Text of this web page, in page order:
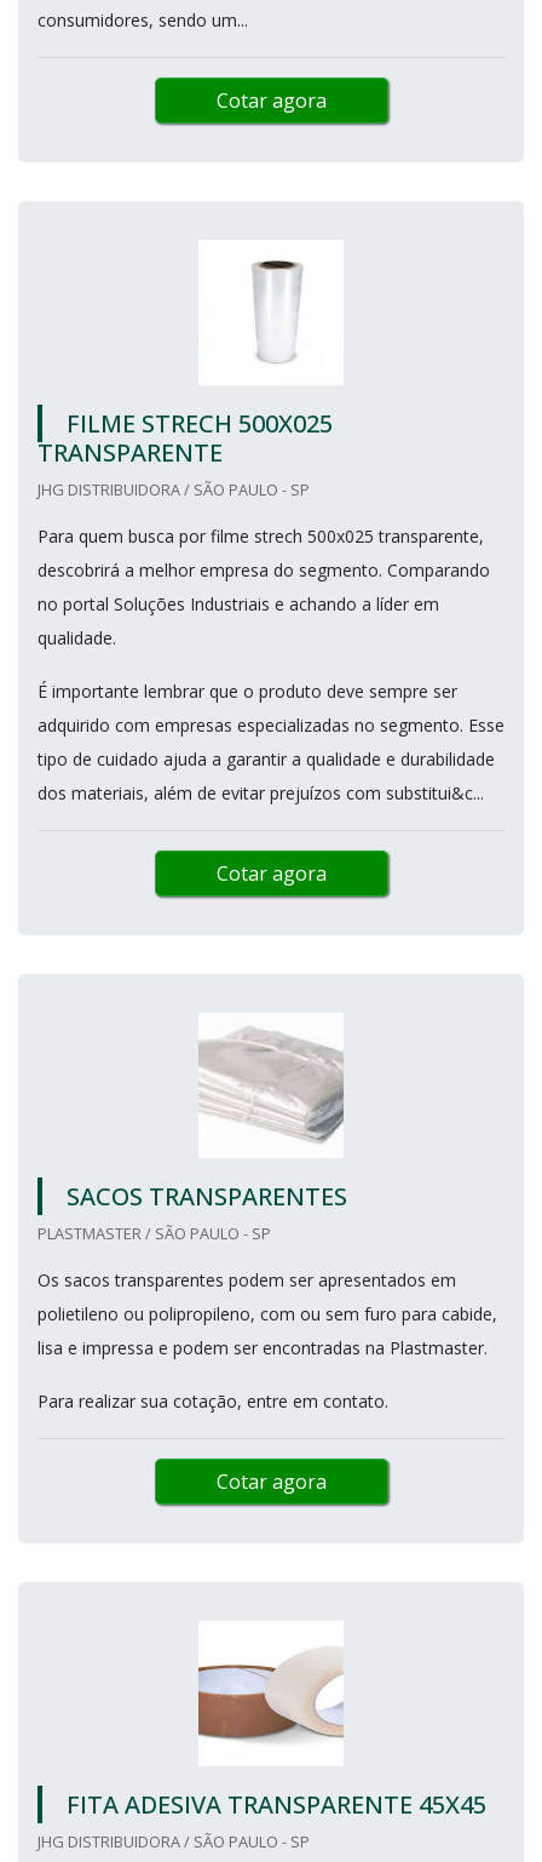
consumidores, sendo um...
Cotar agora
FILME STRECH 500X025
TRANSPARENTE
JHG DISTRIBUIDORA / SÃO PAULO - SP
Para quem busca por filme strech 500x025 transparente,
descobrirá a melhor empresa do segmento. Comparando
no portal Soluções Industriais e achando a líder em
qualidade.
É importante lembrar que o produto deve sempre ser
adquirido com empresas especializadas no segmento. Esse
tipo de cuidado ajuda a garantir a qualidade e durabilidade
dos materiais, além de evitar prejuízos com substitui&c...
Cotar agora
SACOS TRANSPARENTES
PLASTMASTER / SÃO PAULO - SP
Os sacos transparentes podem ser apresentados em
polietileno ou polipropileno, com ou sem furo para cabide,
lisa e impressa e podem ser encontradas na Plastmaster.
Para realizar sua cotação, entre em contato.
Cotar agora
FITA ADESIVA TRANSPARENTE 45X45
JHG DISTRIBUIDORA / SÃO PAULO - SP